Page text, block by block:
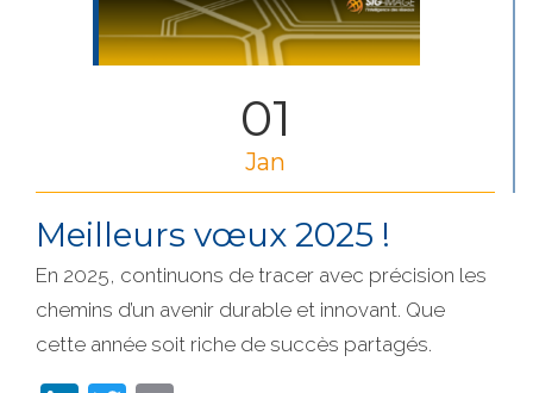
01
Jan
Meilleurs vœux 2025 !
En 2025, continuons de tracer avec précision les
chemins d’un avenir durable et innovant. Que
cette année soit riche de succès partagés.